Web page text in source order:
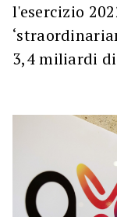
l'esercizio
3,4 miliardi